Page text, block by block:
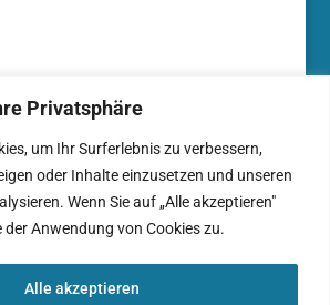
Privatsphäre
um Ihr Surferlebnis zu verbessern,
oder Inhalte einzusetzen und unseren
Wenn Sie auf „Alle akzeptieren"
der Anwendung von Cookies zu.
Alle akzeptieren